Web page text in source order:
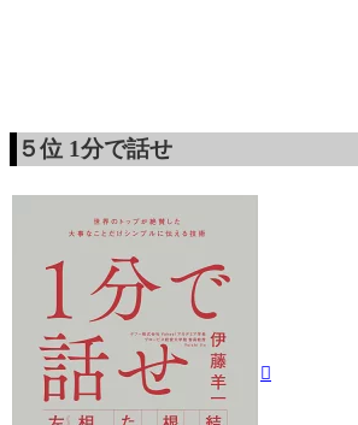
５位 1分で話せ